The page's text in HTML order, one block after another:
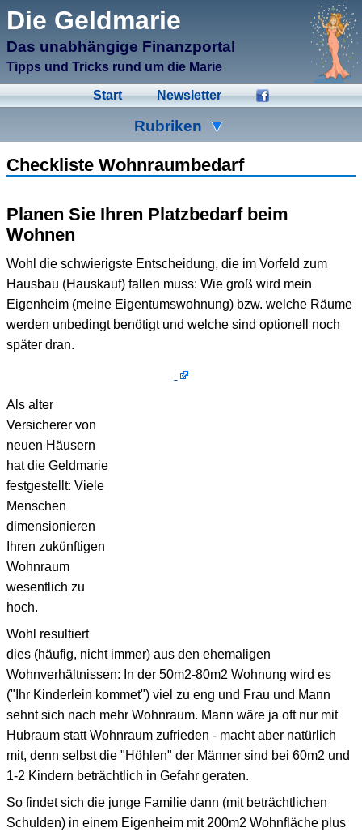
Die Geldmarie
Das unabhängige Finanzportal
Tipps und Tricks rund um die Marie
Start Newsletter
Rubriken
Energiesparen Fonds Formulare
Kleingeld Kredite Spartipps
Steuern Urlaub Versicherungen
Checkliste Wohnraumbedarf
Planen Sie Ihren Platzbedarf beim
Wohnen
Wohl die schwierigste Entscheidung, die im Vorfeld zum
Hausbau (Hauskauf) fallen muss: Wie groß wird mein
Eigenheim (meine Eigentumswohnung) bzw. welche Räume
werden unbedingt benötigt und welche sind optionell noch
später dran.
Als alter
Versicherer von
neuen Häusern
hat die Geldmarie
festgestellt: Viele
Menschen
dimensionieren
Ihren zukünftigen
Wohnraum
wesentlich zu
hoch.
Wohl resultiert
dies (häufig, nicht immer) aus den ehemaligen
Wohnverhältnissen: In der 50m2-80m2 Wohnung wird es
("Ihr Kinderlein kommet") viel zu eng und Frau und Mann
sehnt sich nach mehr Wohnraum. Mann wäre ja oft nur mit
Hubraum statt Wohnraum zufrieden - macht aber natürlich
mit, denn selbst die "Höhlen" der Männer sind bei 60m2 und
1-2 Kindern beträchtlich in Gefahr geraten.
So findet sich die junge Familie dann (mit beträchtlichen
Schulden) in einem Eigenheim mit 200m2 Wohnfläche plus
μCMS α1.6
Validate HTML
Validate CSS
Check Links
Manage Files
↑E
↑C Create New Page